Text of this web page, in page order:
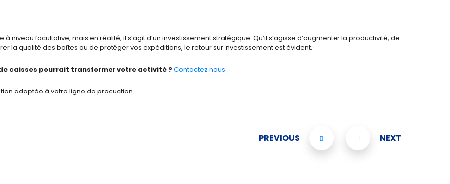
niveau facultative, mais en réalité, il s’agit d’un investissement stratégique. Qu’il s’agisse d’augmenter la productivité, de
la qualité des boîtes ou de protéger vos expéditions, le retour sur investissement est évident.
caisses pourrait transformer votre activité ?Contactez nous
adaptée à votre ligne de production.
PREVIOUS NEXT